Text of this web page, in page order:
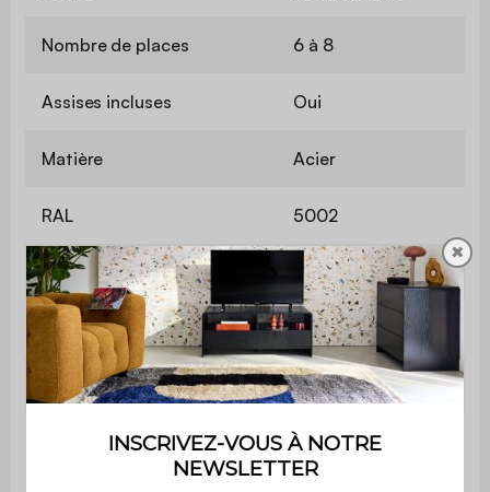
Nombre de places 6 à 8
Assises incluses Oui
Matière Acier
RAL 5002
Couleur Bleu électrique
Hauteur d'assise 44,5 cm
Longueur de la chaise 44 cm
Hauteur de la chaise 79 cm
✖